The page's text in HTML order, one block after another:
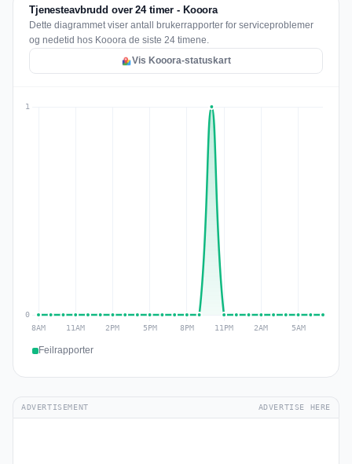
Tjenesteavbrudd over 24 timer - Kooora
Dette diagrammet viser antall brukerrapporter for serviceproblemer
og nedetid hos Kooora de siste 24 timene.
Vis Kooora-statuskart
Feilrapporter
ADVERTISEMENT ADVERTISE HERE